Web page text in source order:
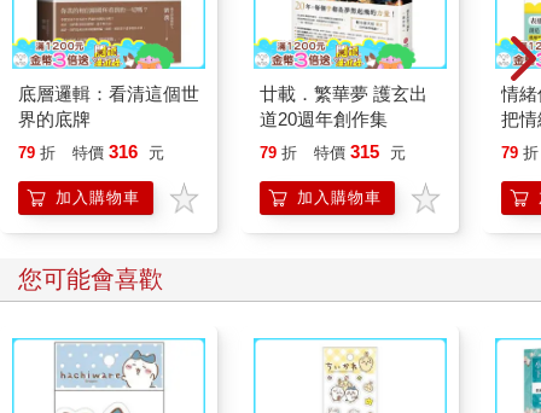
底層邏輯：看清這個世
界的底牌
79 折 特價 316 元
加入購物車
廿載．繁華夢 護玄出
道20週年創作集
79 折 特價 315 元
加入購物車
情
把
誰
79 折
您可能會喜歡